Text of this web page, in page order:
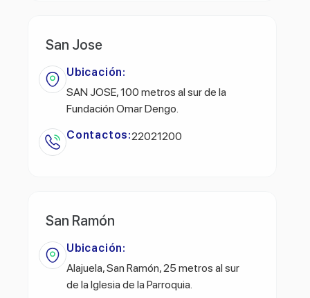
San Jose
Ubicación:
SAN JOSE, 100 metros al sur de la
Fundación Omar Dengo.
Contactos:22021200
San Ramón
Ubicación:
Alajuela, San Ramón, 25 metros al sur
de la Iglesia de la Parroquia.